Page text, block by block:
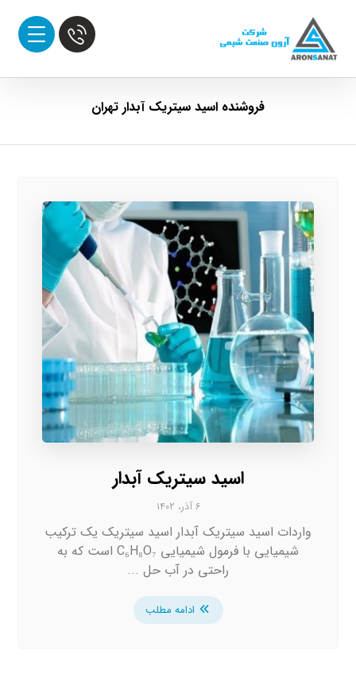
فروشنده اسید سیتریک آبدار تهران
اسید سیتریک آبدار
۶ آذر، ۱۴۰۲
واردات اسید سیتریک آبدار اسید سیتریک یک ترکیب
شیمیایی با فرمول شیمیایی C₆H₈O₇ است که به
راحتی در آب حل ...
ادامه مطلب